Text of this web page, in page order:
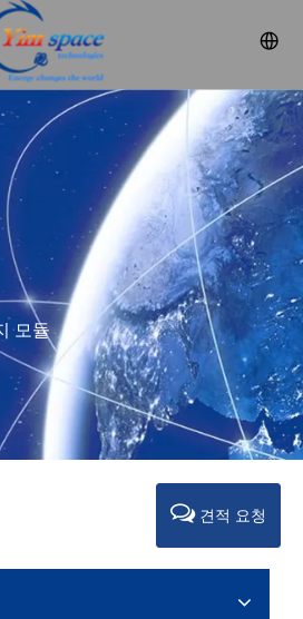
모듈
견적 요청